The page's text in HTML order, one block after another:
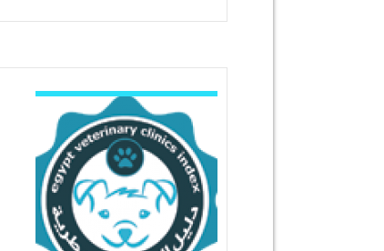
شاهد التفاصيل